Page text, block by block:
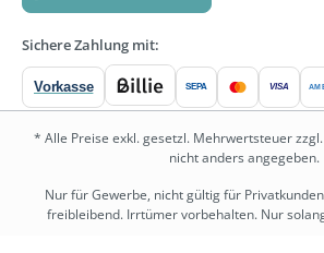
Sichere Zahlung mit:
Vorkasse SEPA VISA
* Alle Preise exkl. gesetzl. Mehrwertsteuer zzgl.
nicht anders angegeben.
Nur für Gewerbe, nicht gültig für
freibleibend. Irrtümer vorbehalten. Nur